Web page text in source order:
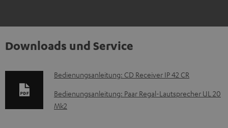
Downloads und Service
D
o
k
Bedienungsanleitung: CD Receiver IP 42 CR
Bedienungsanleitung: Paar Regal-Lautsprecher UL 20
Mk2